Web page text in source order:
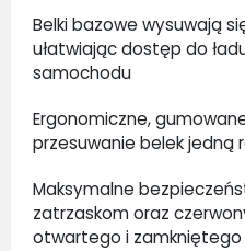
Belki bazowe wysuwają
ułatwiając dostęp do
samochodu
Ergonomiczne,
przesuwanie belek jedną
Maksymalne
zatrzaskom oraz
otwartego i zamkniętego